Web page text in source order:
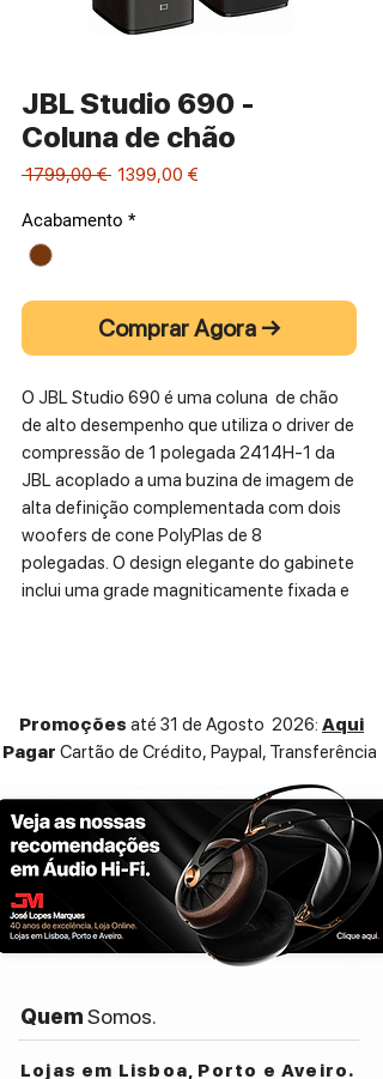
JBL Studio 690 -
Coluna de chão
1799,00 € Preço
1399,00 €
Acabamento *
Comprar Agora →
O JBL Studio 690 é uma coluna de chão
de alto desempenho que utiliza o driver de
compressão de 1 polegada 2414H-1 da
JBL acoplado a uma buzina de imagem de
alta definição complementada com dois
woofers de cone PolyPlas de 8
polegadas. O design elegante do gabinete
inclui uma grade magniticamente fixada e
verdadeiramente de alta fidelidade.
Dual 8" 2.5-way floor-standing speaker
with compression driver
Dual 8" (203 mm) Low-Frequency PolyPlas
Woofers
High Definition Imaging (HDI) Waveguide
with 1" (25 mm) High-Frequency
Recommended Amplifier Power:
250W
Frequency Response:
Promoções até 31 de Agosto 2026: Aqui
Pagar Cartão de Crédito, Paypal, Transferência
QuemSomos.
Lojas em Lisboa, Porto e Aveiro.